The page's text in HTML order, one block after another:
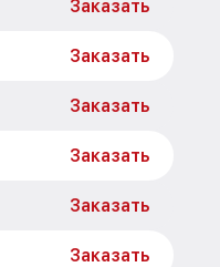
Заказать
Заказать
Заказать
Заказать
Заказать
Заказать